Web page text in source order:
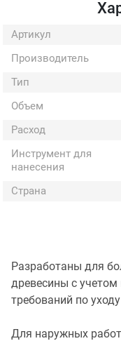
Артикул
Производитель
Тип
Объем
Расход
Инструмент для
нанесения
Страна
Разработаны для
древесины с
требований по
Для наружных работ